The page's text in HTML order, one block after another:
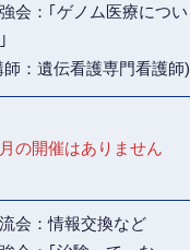
会：｢ゲノム医療につい
師：遺伝看護専門看護師)
の開催はありません
会：情報交換など